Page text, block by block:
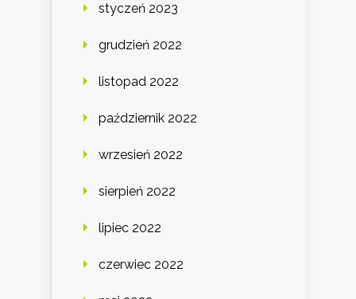
styczeń 2023
grudzień 2022
listopad 2022
październik 2022
wrzesień 2022
sierpień 2022
lipiec 2022
czerwiec 2022